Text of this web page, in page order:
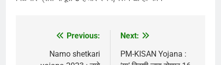
navigation
Previous:
Namo shetkari
Next:
PM-KISAN Yojana :